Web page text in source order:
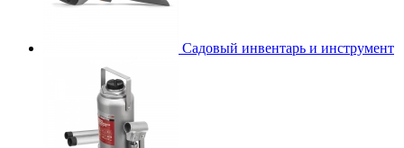
Садовый инвентарь и инструмент